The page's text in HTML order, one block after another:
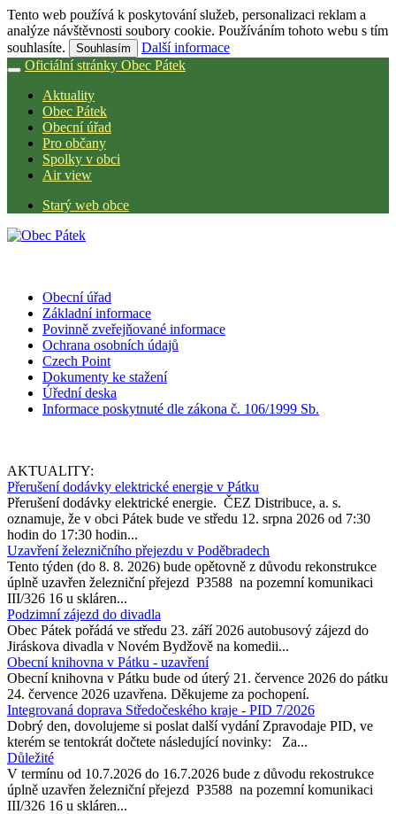
Tento web používá k poskytování služeb, personalizaci reklam a
analýze návštěvnosti soubory cookie. Používáním tohoto webu s tím
souhlasíte.
Souhlasím
Další informace
Oficiální stránky Obec Pátek
Aktuality
Obec Pátek
Obecní úřad
Pro občany
Spolky v obci
Air view
Starý web obce
Obecní úřad
Základní informace
Povinně zveřejňované informace
Ochrana osobních údajů
Czech Point
Dokumenty ke stažení
Úřední deska
Informace poskytnuté dle zákona č. 106/1999 Sb.
AKTUALITY:
Přerušení dodávky elektrické energie v Pátku
Přerušení dodávky elektrické energie. ČEZ Distribuce, a. s.
oznamuje, že v obci Pátek bude ve středu 12. srpna 2026 od 7:30
hodin do 17:30 hodin...
Uzavření železničního přejezdu v Poděbradech
Tento týden (do 8. 8. 2026) bude opětovně z důvodu rekonstrukce
úplně uzavřen železniční přejezd P3588 na pozemní komunikaci
III/326 16 u skláren...
Podzimní zájezd do divadla
Obec Pátek pořádá ve středu 23. září 2026 autobusový zájezd do
Jiráskova divadla v Novém Bydžově na komedii...
Obecní knihovna v Pátku - uzavření
Obecní knihovna v Pátku bude od úterý 21. července 2026 do pátku
24. července 2026 uzavřena. Děkujeme za pochopení.
Integrovaná doprava Středočeského kraje - PID 7/2026
Dobrý den, dovolujeme si poslat další vydání Zpravodaje PID, ve
kterém se tentokrát dočtete následující novinky: Za...
Důležité
V termínu od 10.7.2026 do 16.7.2026 bude z důvodu rekostrukce
úplně uzavřen železniční přejezd P3588 na pozemní komunikaci
III/326 16 u skláren...